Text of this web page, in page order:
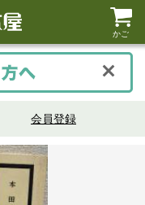
かご
会員登録